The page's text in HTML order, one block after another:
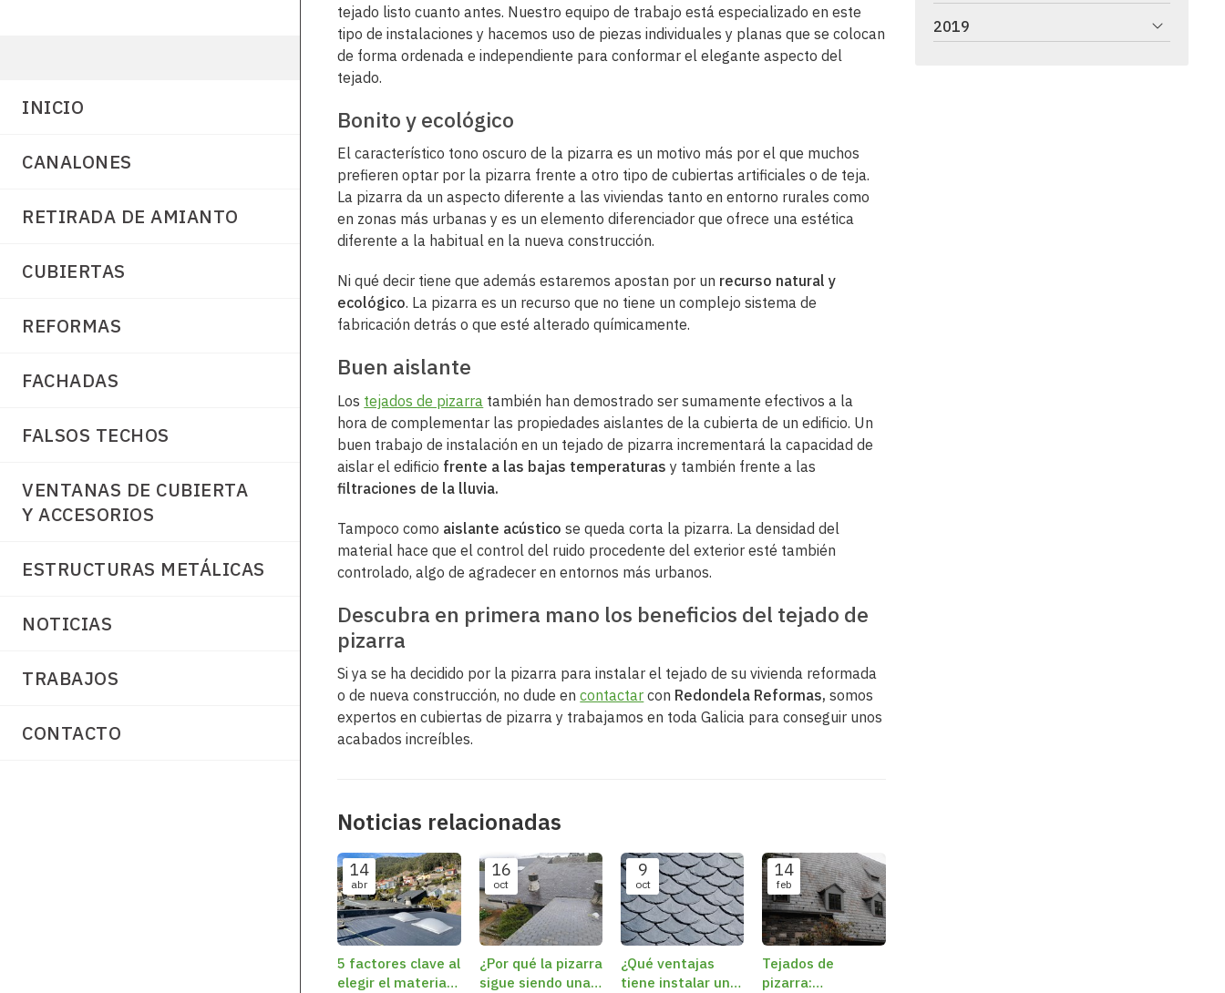
INICIO
CANALONES
RETIRADA DE AMIANTO
CUBIERTAS
REFORMAS
FACHADAS
FALSOS TECHOS
VENTANAS DE CUBIERTA
Y ACCESORIOS
ESTRUCTURAS METÁLICAS
NOTICIAS
TRABAJOS
CONTACTO
tejado listo cuanto antes. Nuestro equipo de trabajo está especializado en este
tipo de instalaciones y hacemos uso de piezas individuales y planas que se colocan
de forma ordenada e independiente para conformar el elegante aspecto del
tejado.
Bonito y ecológico
El característico tono oscuro de la pizarra es un motivo más por el que muchos
prefieren optar por la pizarra frente a otro tipo de cubiertas artificiales o de teja.
La pizarra da un aspecto diferente a las viviendas tanto en entorno rurales como
en zonas más urbanas y es un elemento diferenciador que ofrece una estética
diferente a la habitual en la nueva construcción.
Ni qué decir tiene que además estaremos apostan por un recurso natural y
ecológico. La pizarra es un recurso que no tiene un complejo sistema de
fabricación detrás o que esté alterado químicamente.
Buen aislante
Los tejados de pizarra también han demostrado ser sumamente efectivos a la
hora de complementar las propiedades aislantes de la cubierta de un edificio. Un
buen trabajo de instalación en un tejado de pizarra incrementará la capacidad de
aislar el edificio frente a las bajas temperaturas y también frente a las
filtraciones de la lluvia.
Tampoco como aislante acústico se queda corta la pizarra. La densidad del
material hace que el control del ruido procedente del exterior esté también
controlado, algo de agradecer en entornos más urbanos.
Descubra en primera mano los beneficios del tejado de
pizarra
Si ya se ha decidido por la pizarra para instalar el tejado de su vivienda reformada
o de nueva construcción, no dude encontactar con Redondela Reformas, somos
expertos en cubiertas de pizarra y trabajamos en toda Galicia para conseguir unos
acabados increíbles.
Noticias relacionadas
14
abr
5 factores clave al
elegir el material
16
oct
¿Por qué la pizarra
sigue siendo una
9
oct
¿Qué ventajas
tiene instalar una
14
feb
Tejados de
pizarra:
2019